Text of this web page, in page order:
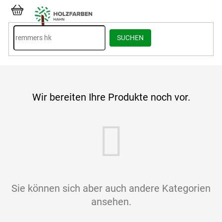
Inhalt
springen
SUCHEN
WARENKORB
Wir bereiten Ihre Produkte noch vor.
Sie können sich aber auch andere Kategorien
ansehen.